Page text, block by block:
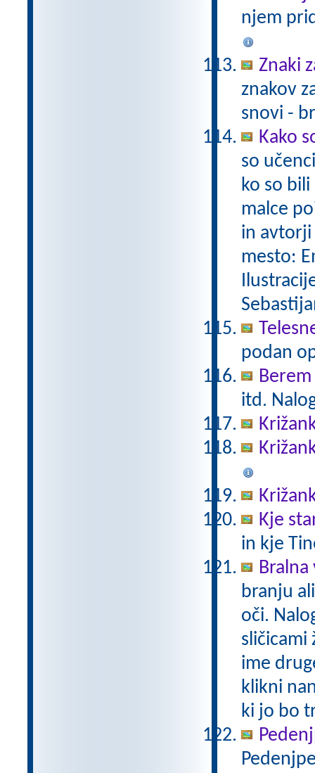
njem
Znaki
znakov
snovi -
Kako
so
ko so
malce
in avtorji
mesto:
podan
itd.
Kje
in kje
Bralna
branju
oči.
sličicami
ime
klikni
ki jo bo